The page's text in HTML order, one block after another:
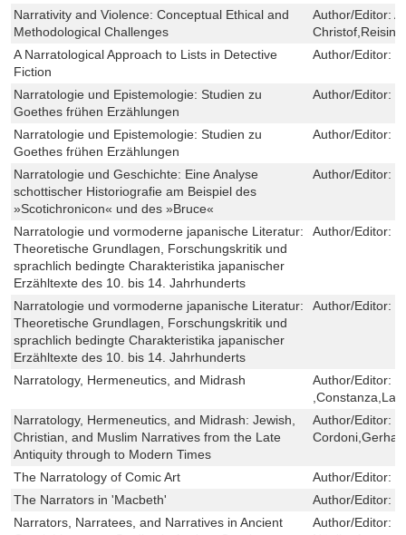
Narrativity and Violence: Conceptual Ethical and
Methodological Challenges
Author/Editor:
A Narratological Approach to Lists in Detective
Fiction
Author/Editor:
Narratologie und Epistemologie: Studien zu
Goethes frühen Erzählungen
Author/Editor:
Narratologie und Epistemologie: Studien zu
Goethes frühen Erzählungen
Author/Editor:
Narratologie und Geschichte: Eine Analyse
schottischer Historiografie am Beispiel des
»Scotichronicon« und des »Bruce«
Author/Editor:
Narratologie und vormoderne japanische Literatur:
Theoretische Grundlagen, Forschungskritik und
sprachlich bedingte Charakteristika japanischer
Erzähltexte des 10. bis 14. Jahrhunderts
Author/Editor:
Narratologie und vormoderne japanische Literatur:
Theoretische Grundlagen, Forschungskritik und
sprachlich bedingte Charakteristika japanischer
Erzähltexte des 10. bis 14. Jahrhunderts
Author/Editor:
Narratology, Hermeneutics, and Midrash Author/Editor:
Narratology, Hermeneutics, and Midrash: Jewish,
Christian, and Muslim Narratives from the Late
Antiquity through to Modern Times
Author/Editor:
The Narratology of Comic Art Author/Editor:
The Narrators in 'Macbeth'
Author/Editor:
Narrators, Narratees, and Narratives in Ancient
Author/Editor: